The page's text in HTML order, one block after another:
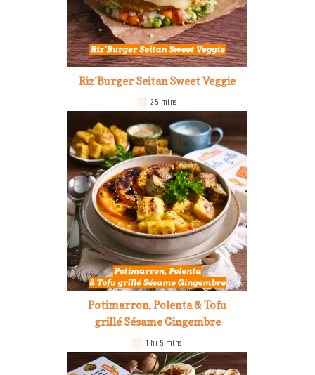
Riz’Burger Seitan Sweet Veggie
25 mins
Potimarron, Polenta & Tofu
grillé Sésame Gingembre
1 hr 5 mins